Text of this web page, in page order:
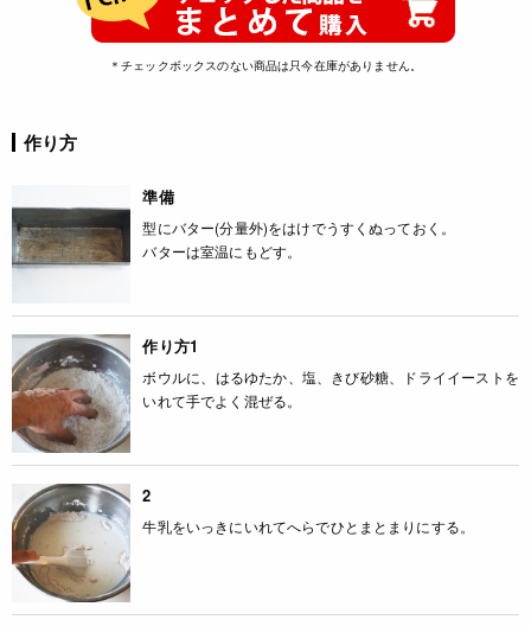
＊チェックボックスのない商品は只今在庫がありません。
作り方
準備
型にバター(分量外)をはけでうすくぬっておく。
バターは室温にもどす。
作り方1
ボウルに、はるゆたか、塩、きび砂糖、ドライイーストを
いれて手でよく混ぜる。
2
牛乳をいっきにいれてへらでひとまとまりにする。